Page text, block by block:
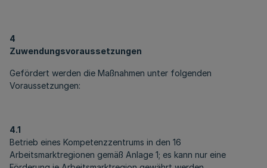
4
Zuwendungsvoraussetzungen
Gefördert werden die Maßnahmen unter folgenden
Voraussetzungen:
4.1
Betrieb eines Kompetenzzentrums in den 16
Arbeitsmarktregionen gemäß Anlage 1; es kann nur eine